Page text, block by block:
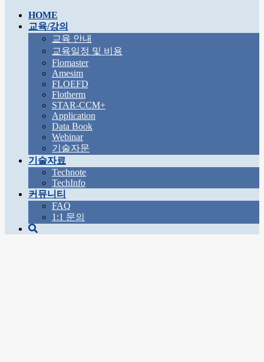
HOME
교육/강의
교육 안내
교육일정 및 비용
Flomaster
Amesim
FLOEFD
Flotherm
STAR-CCM+
Application
Data Book
Webinar
기술자문
기술자료
Technote
TechInfo
커뮤니티
FAQ
1:1 문의